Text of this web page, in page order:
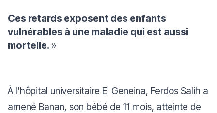
Ces retards exposent des enfants
vulnérables à une maladie qui est aussi
mortelle. »
À l'hôpital universitaire El Geneina, Ferdos Salih a
amené Banan, son bébé de 11 mois, atteinte de